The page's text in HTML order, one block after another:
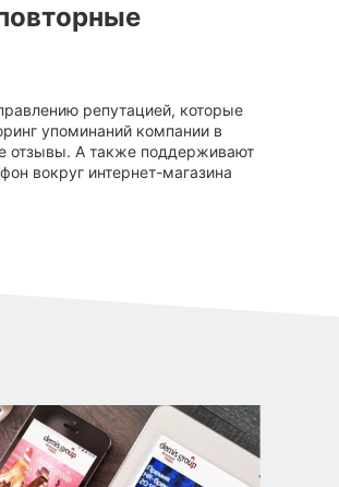
репутацией, которые
упоминаний компании в
отзывы. А также поддерживают
вокруг интернет-магазина